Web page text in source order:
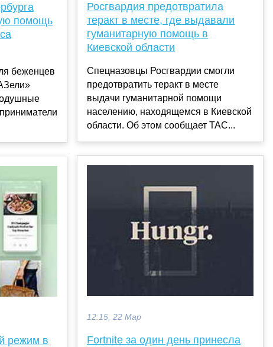
помощь
беженцев
режим в
Росгвардия предотвратила
теракт в месте, где выдавали
гуманитарную помощь в
Киевской области
Спецназовцы Росгвардии смогли
предотвратить теракт в месте
выдачи гуманитарной помощи
населению, находящемся в Киевской
области. Об этом сообщает ТАС...
12:15, 22 Мар
Fortnite за один день принесла